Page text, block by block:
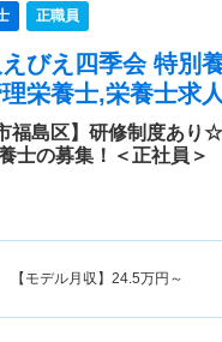
正職員
びえ四季会 特別
栄養士,栄養士求
福島区】研修制度あり
士の募集！＜正社員＞
【モデル月収】 24.5万円～